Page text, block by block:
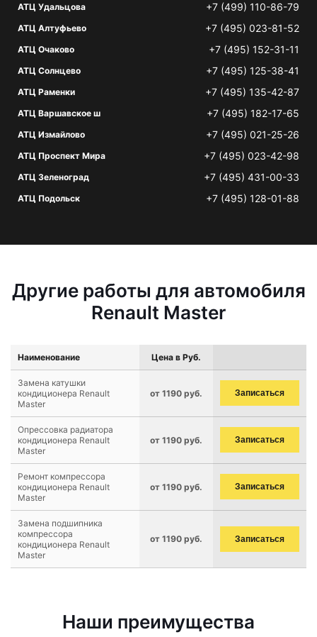
АТЦ Удальцова +7 (499) 110-86-79
АТЦ Алтуфьево +7 (495) 023-81-52
АТЦ Очаково +7 (495) 152-31-11
АТЦ Солнцево +7 (495) 125-38-41
АТЦ Раменки +7 (495) 135-42-87
АТЦ Варшавское ш +7 (495) 182-17-65
АТЦ Измайлово +7 (495) 021-25-26
АТЦ Проспект Мира +7 (495) 023-42-98
АТЦ Зеленоград +7 (495) 431-00-33
АТЦ Подольск +7 (495) 128-01-88
Другие работы для автомобиля
Renault Master
Наименование Цена в Руб.
Замена катушки
кондиционера Renault
Master
от 1190 руб. Записаться
Опрессовка радиатора
кондиционера Renault
Master
от 1190 руб. Записаться
Ремонт компрессора
кондиционера Renault
Master
от 1190 руб. Записаться
Замена подшипника
компрессора
кондиционера Renault
Master
от 1190 руб. Записаться
Наши преимущества